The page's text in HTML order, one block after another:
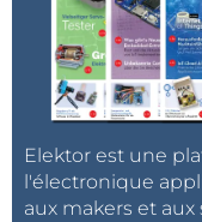
Elektor est une
l'électronique
aux makers et